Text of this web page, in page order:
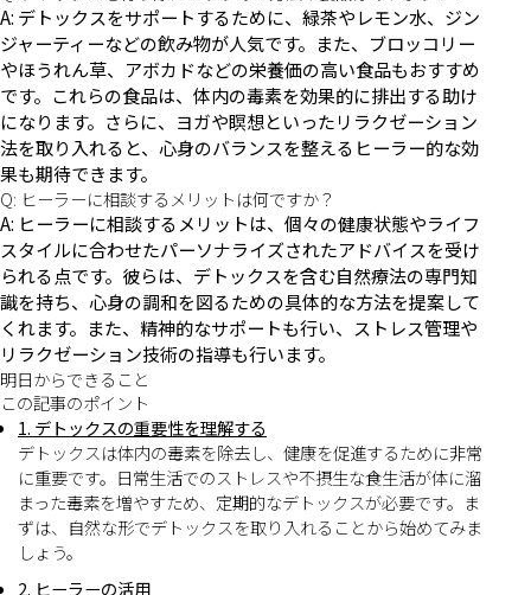
A: デトックスをサポートするために、緑茶やレモン水、ジン
ジャーティーなどの飲み物が人気です。また、ブロッコリー
やほうれん草、アボカドなどの栄養価の高い食品もおすすめ
です。これらの食品は、体内の毒素を効果的に排出する助け
になります。さらに、ヨガや瞑想といったリラクゼーション
法を取り入れると、心身のバランスを整えるヒーラー的な効
果も期待できます。
Q: ヒーラーに相談するメリットは何ですか？
A: ヒーラーに相談するメリットは、個々の健康状態やライフ
スタイルに合わせたパーソナライズされたアドバイスを受け
られる点です。彼らは、デトックスを含む自然療法の専門知
識を持ち、心身の調和を図るための具体的な方法を提案して
くれます。また、精神的なサポートも行い、ストレス管理や
リラクゼーション技術の指導も行います。
明日からできること
この記事のポイント
1. デトックスの重要性を理解する
デトックスは体内の毒素を除去し、健康を促進するために非常
に重要です。日常生活でのストレスや不摂生な食生活が体に溜
まった毒素を増やすため、定期的なデトックスが必要です。ま
ずは、自然な形でデトックスを取り入れることから始めてみま
しょう。
2. ヒーラーの活用